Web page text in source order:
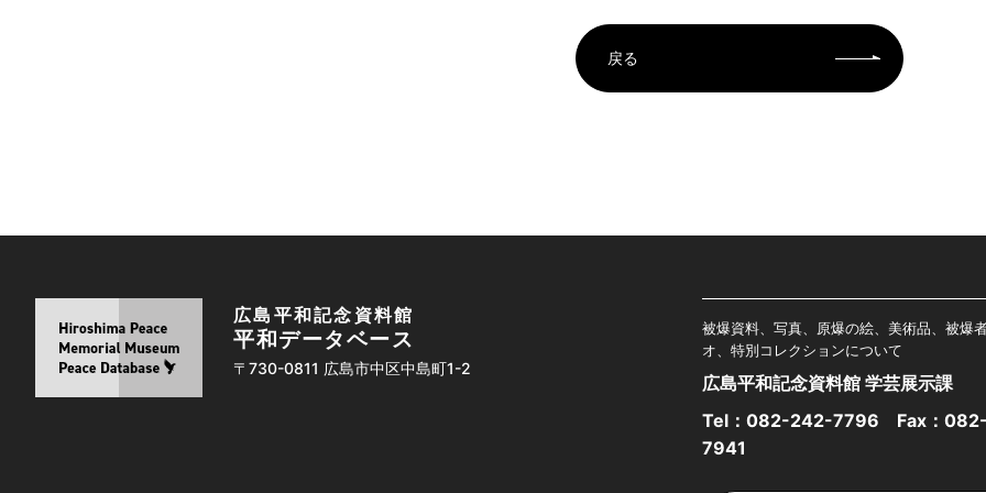
戻る
広島平和記念資料館
平和データベース
〒730-0811 広島市中区中島町1-2
被爆資料、写真、原爆の絵、美術品、被爆
オ、特別コレクションについて
広島平和記念資料館 学芸展示課
Tel： 082-242-7796 Fax：
7941